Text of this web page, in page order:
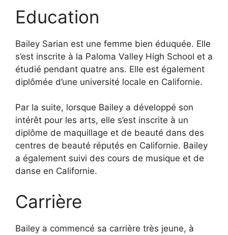
Education
Bailey Sarian est une femme bien éduquée. Elle
s’est inscrite à la Paloma Valley High School et a
étudié pendant quatre ans. Elle est également
diplômée d’une université locale en Californie.
Par la suite, lorsque Bailey a développé son
intérêt pour les arts, elle s’est inscrite à un
diplôme de maquillage et de beauté dans des
centres de beauté réputés en Californie. Bailey
a également suivi des cours de musique et de
danse en Californie.
Carrière
Bailey a commencé sa carrière très jeune, à